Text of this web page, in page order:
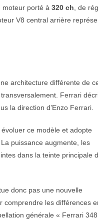
moteur porté à 320 ch , de
V8 central arrière
architecture différente de
Ferrari
la direction d’Enzo Ferrari.
évoluer ce modèle et adopte
puissance augmente, les
dans la teinte principale
donc pas une nouvelle
comprendre les différences
générale « Ferrari